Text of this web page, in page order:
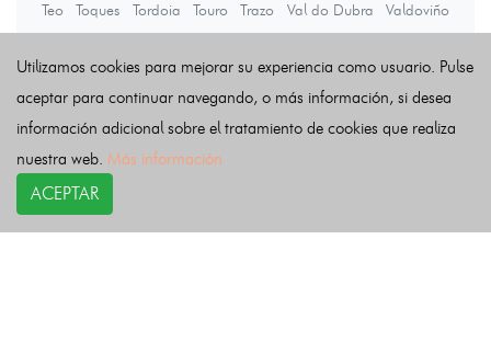
Teo
Toques Tordoia Touro Trazo Val do Dubra
Valdoviño
Últimas noticias
Utilizamos cookies para mejorar su experiencia como usuario. Pulse
aceptar para continuar navegando, o más información, si desea
información adicional sobre el tratamiento de cookies que realiza
nuestra web. Más información
ACEPTAR